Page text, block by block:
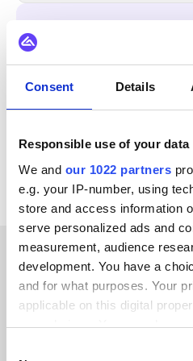
Consent Details
Responsible use of your data
We and our 1022 partners
e.g. your IP-number, using
store and access information
serve personalized ads and
measurement, audience
development. You have a
and for what purposes. Your
applicable on this digital
your choices. You can
Voir toutes les intégrations
Hear about